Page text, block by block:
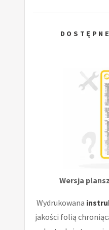
Wersja
Wydrukowana
jakości folią